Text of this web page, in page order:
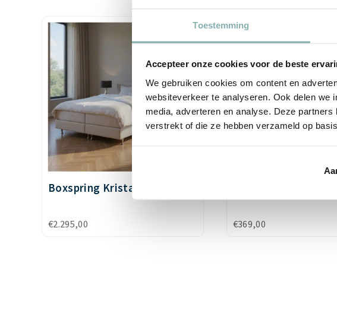
Toestemming
Accepteer onze cookies voor de beste
We gebruiken cookies om content en
websiteverkeer te analyseren. Ook delen we
media, adverteren en analyse. Deze
verstrekt of die ze hebben verzameld op
Boxspring Kristal 20 vlak
€2.295,00 €369,00